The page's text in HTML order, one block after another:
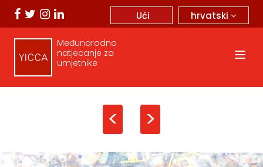
hrvatski
Ući
Međunarodno
natjecanje za
umjetnike
< >